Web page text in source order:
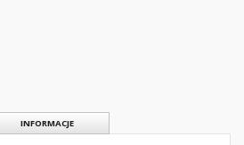
INFORMACJE